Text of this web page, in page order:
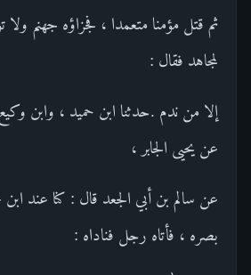
ثم قتل مؤمنا متعمدا ، فجزاؤه جهنم
لمجاهد فقال :
إلا من ندم .حدثنا ابن حميد ، وابن
عن يحيى الجابر ،
عن سالم بن أبي الجعد قال : كنا عند
بصره ، فأتاه رجل فناداه :